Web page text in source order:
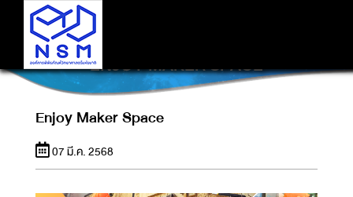
ENJOY MAKER SPACE
Enjoy Maker Space
07 มี.ค. 2568